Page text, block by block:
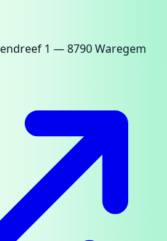
1 — 8790 Waregem